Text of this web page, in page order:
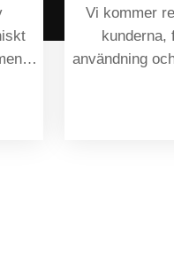
Vi kommer
kunderna,
användning